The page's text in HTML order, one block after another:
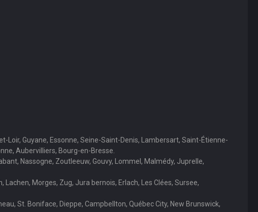
Loir, Guyane, Essonne, Seine-Saint-Denis, Lambersart, Saint-Étienne-
Aubervilliers, Bourg-en-Bresse.
Nassogne, Zoutleeuw, Gouvy, Lommel, Malmédy, Juprelle,
Morges, Zug, Jura bernois, Erlach, Les Clées, Sursee,
St. Boniface, Dieppe, Campbellton, Québec City, New Brunswick,